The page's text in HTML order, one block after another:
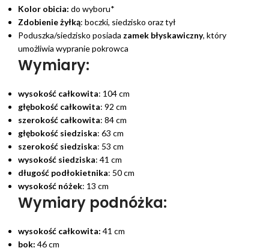
Kolor obicia: do wyboru*
Zdobienie żyłką: boczki, siedzisko oraz tył
Poduszka/siedzisko posiada zamek błyskawiczny, który
umożliwia wypranie pokrowca
Wymiary:
wysokość całkowita: 104 cm
głębokość całkowita: 92 cm
szerokość całkowita: 84 cm
głębokość siedziska: 63 cm
szerokość siedziska: 53 cm
wysokość siedziska: 41 cm
długość podłokietnika: 50 cm
wysokość nóżek: 13 cm
Wymiary podnóżka:
wysokość całkowita: 41 cm
bok: 46 cm